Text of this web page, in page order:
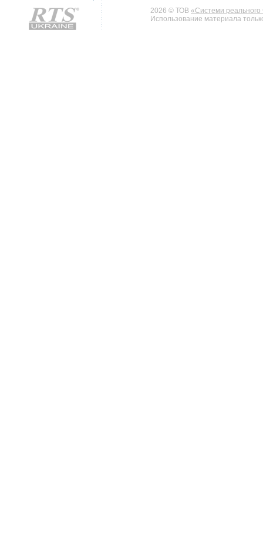
2026 © ТОВ «Системи реального
Использование материала